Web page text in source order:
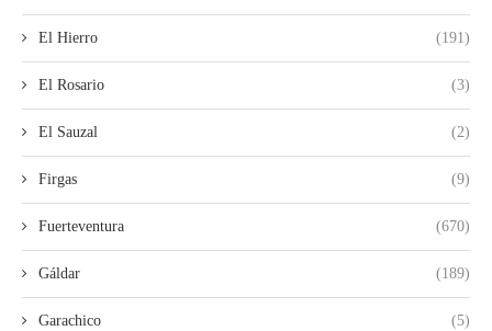
El Hierro (191)
El Rosario (3)
El Sauzal (2)
Firgas (9)
Fuerteventura (670)
Gáldar (189)
Garachico (5)